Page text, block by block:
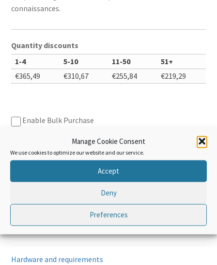
Manage Cookie Consent
We use cookies to optimize our website and our service.
Accept
Deny
Preferences
connaissances.
Quantity discounts
1-4
5-10 11-50
51+
€365,49 €310,67 €255,84 €219,29
Enable Bulk Purchase
complet
de
Convention
quantity
Add to cart
Additional information
Hardware and requirements